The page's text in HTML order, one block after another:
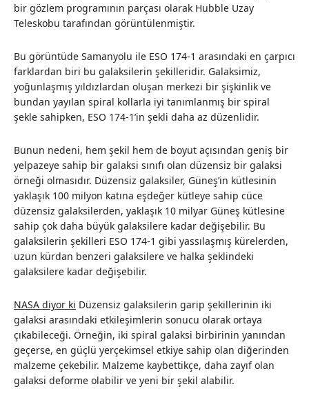
bir gözlem programının parçası olarak Hubble Uzay
Teleskobu tarafından görüntülenmiştir.
Bu görüntüde Samanyolu ile ESO 174-1 arasındaki en çarpıcı
farklardan biri bu galaksilerin şekilleridir. Galaksimiz,
yoğunlaşmış yıldızlardan oluşan merkezi bir şişkinlik ve
bundan yayılan spiral kollarla iyi tanımlanmış bir spiral
şekle sahipken, ESO 174-1’in şekli daha az düzenlidir.
Bunun nedeni, hem şekil hem de boyut açısından geniş bir
yelpazeye sahip bir galaksi sınıfı olan düzensiz bir galaksi
örneği olmasıdır. Düzensiz galaksiler, Güneş’in kütlesinin
yaklaşık 100 milyon katına eşdeğer kütleye sahip cüce
düzensiz galaksilerden, yaklaşık 10 milyar Güneş kütlesine
sahip çok daha büyük galaksilere kadar değişebilir. Bu
galaksilerin şekilleri ESO 174-1 gibi yassılaşmış kürelerden,
uzun kürdan benzeri galaksilere ve halka şeklindeki
galaksilere kadar değişebilir.
NASA diyor ki Düzensiz galaksilerin garip şekillerinin iki
galaksi arasındaki etkileşimlerin sonucu olarak ortaya
çıkabileceği. Örneğin, iki spiral galaksi birbirinin yanından
geçerse, en güçlü yerçekimsel etkiye sahip olan diğerinden
malzeme çekebilir. Malzeme kaybettikçe, daha zayıf olan
galaksi deforme olabilir ve yeni bir şekil alabilir.